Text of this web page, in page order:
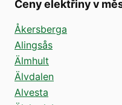
Ceny elektřiny v
Åkersberga
Alingsås
Älmhult
Älvdalen
Alvesta